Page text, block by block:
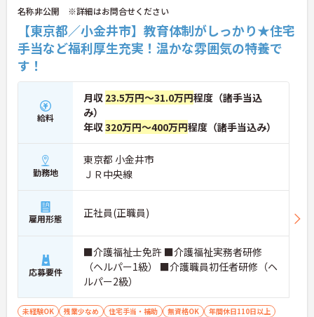
名称非公開 ※詳細はお問合せください
【東京都／小金井市】教育体制がしっかり★住宅
手当など福利厚生充実！温かな雰囲気の特養で
す！
給料
月収 23.5万円～31.0万円程度（諸手当込
み）
年収320万円～400万円程度（諸手当込み）
勤務地
東京都 小金井市
ＪＲ中央線
雇用形態 正社員(正職員)
応募要件
■介護福祉士免許 ■介護福祉実務者研修
（ヘルパー1級） ■介護職員初任者研修（ヘ
ルパー2級）
未経験OK 残業少なめ 住宅手当・補助 無資格OK
年間休日110日以上